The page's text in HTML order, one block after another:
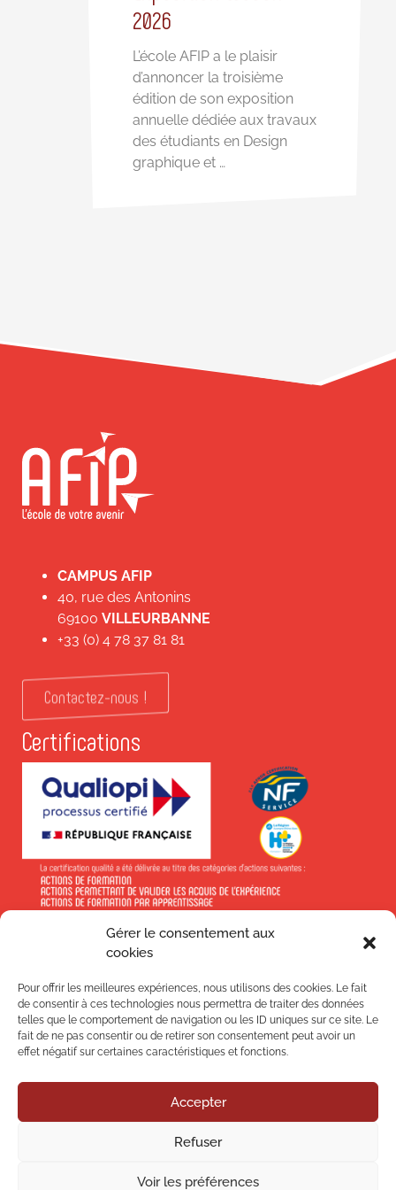
Gérer le consentement aux
cookies
Pour offrir les meilleures expériences, nous utilisons des cookies. Le fait
de consentir à ces technologies nous permettra de traiter des données
telles que le comportement de navigation ou les ID uniques sur ce site. Le
fait de ne pas consentir ou de retirer son consentement peut avoir un
effet négatif sur certaines caractéristiques et fonctions.
Accepter
Refuser
Voir les préférences
2026
L’école AFIP a le plaisir
d’annoncer la troisième
édition de son exposition
annuelle dédiée aux travaux
des étudiants en Design
graphique et …
CAMPUS AFIP
40, rue des Antonins
69100 VILLEURBANNE
+33 (0) 4 78 37 81 81
Contactez-nous !
Certifications
En savoir +
Suivez-nous !